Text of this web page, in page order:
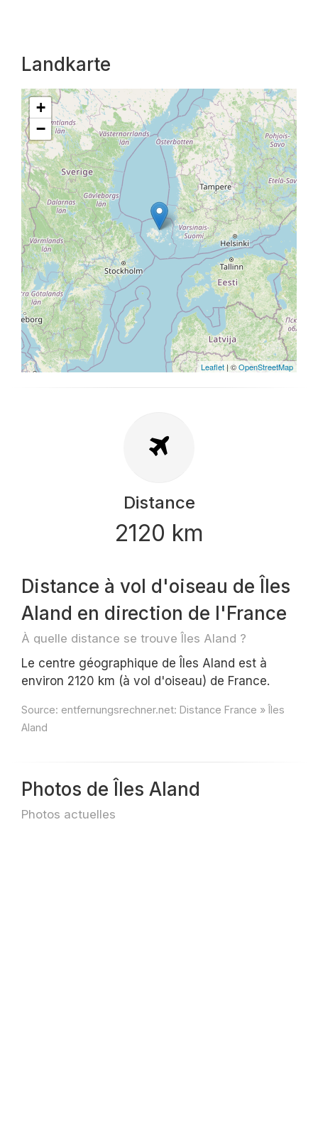
Landkarte
+
−
Leaflet | ©OpenStreetMap
Distance
2120 km
Distance à vol d'oiseau de Îles
Aland en direction de l'France
À quelle distance se trouve Îles Aland ?
Le centre géographique de Îles Aland est à
environ 2120 km (à vol d'oiseau) de France.
Source: entfernungsrechner.net: Distance France » Îles
Aland
Photos de Îles Aland
Photos actuelles